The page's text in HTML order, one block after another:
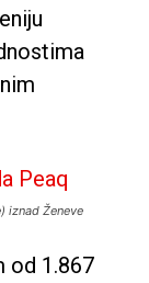
iznad Ženeve
od 1.867